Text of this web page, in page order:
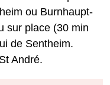
ou Burnhaupt-
sur place (30 min
de Sentheim.
André.